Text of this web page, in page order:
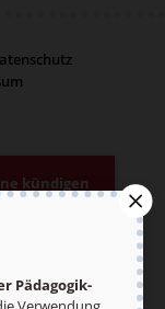
kündigen
Pädagogik-